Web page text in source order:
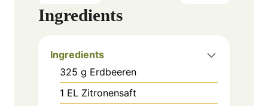
Ingredients
Ingredients
325 g Erdbeeren
1 EL Zitronensaft